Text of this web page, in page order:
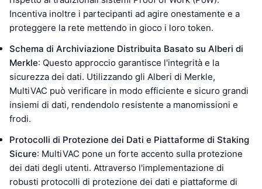
Incentiva inoltre i partecipanti ad agire onestamente e a
proteggere la rete mettendo in gioco i loro token.
Schema di Archiviazione Distribuita Basato su Alberi di
Merkle: Questo approccio garantisce l'integrità e la
sicurezza dei dati. Utilizzando gli Alberi di Merkle,
MultiVAC può verificare in modo efficiente e sicuro grandi
insiemi di dati, rendendolo resistente a manomissioni e
frodi.
Protocolli di Protezione dei Dati e Piattaforme di Staking
Sicure: MultiVAC pone un forte accento sulla protezione
dei dati degli utenti. Attraverso l'implementazione di
robusti protocolli di protezione dei dati e piattaforme di